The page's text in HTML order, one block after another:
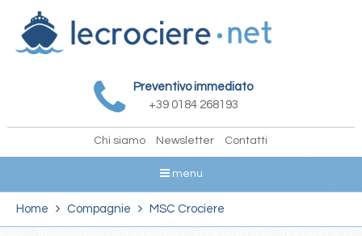
Preventivo immediato
+39 0184 268193
Chi siamo Newsletter Contatti
menu
Home Compagnie MSC Crociere